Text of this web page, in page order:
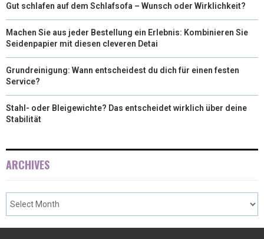
Gut schlafen auf dem Schlafsofa – Wunsch oder Wirklichkeit?
Machen Sie aus jeder Bestellung ein Erlebnis: Kombinieren Sie
Seidenpapier mit diesen cleveren Detai
Grundreinigung: Wann entscheidest du dich für einen festen
Service?
Stahl- oder Bleigewichte? Das entscheidet wirklich über deine
Stabilität
ARCHIVES